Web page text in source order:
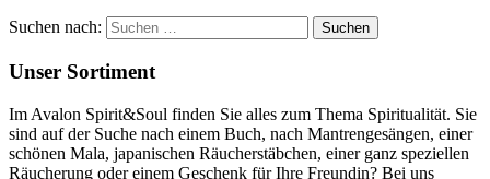
Suchen nach:
Unser Sortiment
Im Avalon Spirit&Soul finden Sie alles zum Thema Spiritualität. Sie
sind auf der Suche nach einem Buch, nach Mantrengesängen, einer
schönen Mala, japanischen Räucherstäbchen, einer ganz speziellen
Räucherung oder einem Geschenk für Ihre Freundin? Bei uns